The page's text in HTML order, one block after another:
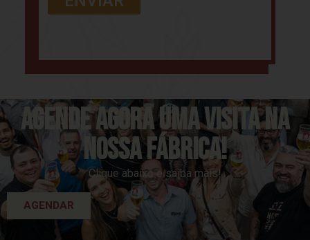
agende agora uma visita na
nossa fábrica!
Clique abaixo e saiba mais!
AGENDAR